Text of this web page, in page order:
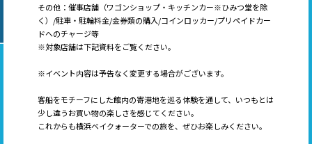
その他：催事店舗（ワゴンショップ・キッチンカー※ひみつ堂を除
く）/駐車・駐輪料金/金券類の購入/コインロッカー/プリペイドカー
ドへのチャージ等
※対象店舗は下記資料をご覧ください。
※イベント内容は予告なく変更する場合がございます。
客船をモチーフにした館内の寄港地を巡る体験を通して、いつもとは
少し違うお買い物の楽しさを感じてください。
これからも横浜ベイクォーターでの旅を、ぜひお楽しみください。